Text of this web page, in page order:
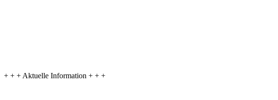
+ + + Aktuelle Information + + +